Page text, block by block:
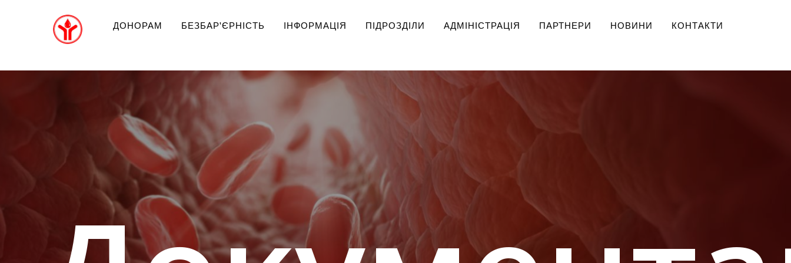
ДОНОРАМ БЕЗБАР'ЄРНІСТЬ ІНФОРМАЦІЯ ПІДРОЗДІЛИ АДМІНІСТРАЦІЯ ПАРТНЕРИ НОВИНИ КОНТАКТИ